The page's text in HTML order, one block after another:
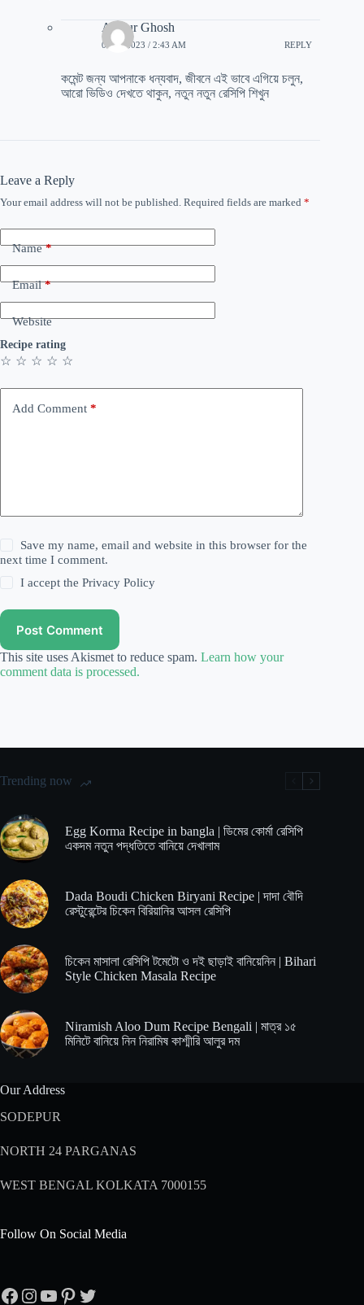
Atanur Ghosh
03/20/2023 / 2:43 AM REPLY
কমেন্ট জন্য আপনাকে ধন্যবাদ, জীবনে এই ভাবে এগিয়ে চলুন,
আরো ভিডিও দেখতে থাকুন, নতুন নতুন রেসিপি শিখুন
Leave a Reply
Your email address will not be published. Required fields are marked *
Name*
Email*
Website
Recipe rating
☆
☆
☆
☆
☆
Add Comment *
Save my name, email and website in this browser for the
next time I comment.
I accept thePrivacy Policy
Post Comment
This site uses Akismet to reduce spam. Learn how your
comment data is processed.
Trending now
Egg Korma Recipe in bangla | ডিমের কোর্মা রেসিপি
একদম নতুন পদ্ধতিতে বানিয়ে দেখালাম
Dada Boudi Chicken Biryani Recipe | দাদা বৌদি
রেস্টুরেন্টের চিকেন বিরিয়ানির আসল রেসিপি
চিকেন মাসালা রেসিপি টমেটো ও দই ছাড়াই বানিয়েনিন | Bihari
Style Chicken Masala Recipe
Niramish Aloo Dum Recipe Bengali | মাত্র ১৫
মিনিটে বানিয়ে নিন নিরামিষ কাশ্মীরি আলুর দম
Our Address
SODEPUR
NORTH 24 PARGANAS
WEST BENGAL KOLKATA 7000155
Follow On Social Media
Facebook
Instagram
YouTube
Pinterest
Twitter